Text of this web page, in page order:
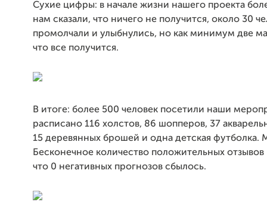
Сухие цифры: в начале жизни нашего проекта
нам сказали, что ничего не получится, около 30
промолчали и улыбнулись, но как минимум две
что все получится.
В итоге: более 500 человек посетили наши
расписано 116 холстов, 86 шопперов, 37
15 деревянных брошей и одна детская футболка.
Бесконечное количество положительных
что 0 негативных прогнозов сбылось.